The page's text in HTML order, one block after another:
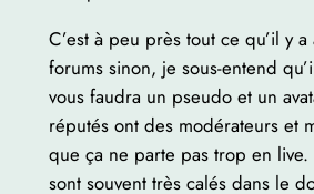
C’est à peu près tout ce qu’il y
forums sinon, je sous-entend
vous faudra un pseudo et un
réputés ont des modérateurs et
que ça ne parte pas trop en live.
sont souvent très calés dans le